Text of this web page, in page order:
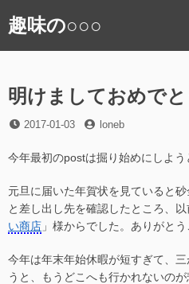
ン
キ
趣味の○○○
明けましておめで
投
日
2017-01-03
投
者
loneb
今年最初のpostは掘り始めにしよう
元旦に届いた年賀状を見ていると
と差し出し先を確認したところ、
い商店 」様からでした。ありがとう
今年は年末年始休暇が短すぎて、
うと、もうどこへも行かれないの